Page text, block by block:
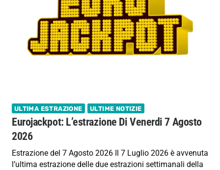
ULTIMA ESTRAZIONE ULTIME NOTIZIE
Eurojackpot: L’estrazione Di Venerdi 7 Agosto
2026
Estrazione del 7 Agosto 2026 Il 7 Luglio 2026 è avvenuta
l’ultima estrazione delle due estrazioni settimanali della